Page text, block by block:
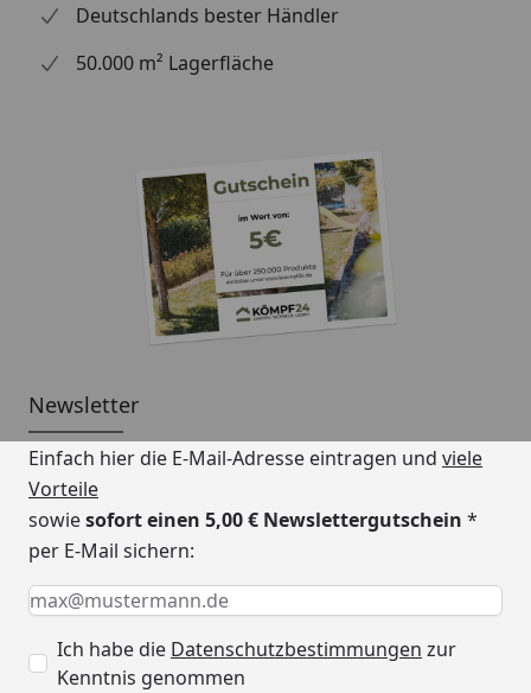
Deutschlands bester Händler
50.000 m² Lagerfläche
Newsletter
Einfach hier die E-Mail-Adresse eintragen und viele
Vorteile
sowiesofort einen 5,00 € Newslettergutschein *
per E-Mail sichern:
Keine Eingabe erforderlich
Eingabe erforderlich
E-Mail *
Ich habe die Datenschutzbestimmungen zur
Kenntnis genommen